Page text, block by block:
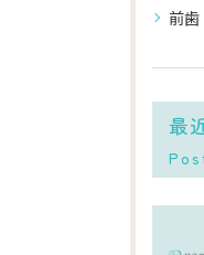
前歯
最